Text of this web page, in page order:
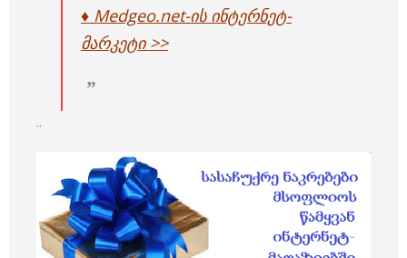
♦ Medgeo.net-ის ინტერნეტ-
მარკეტი >>
..